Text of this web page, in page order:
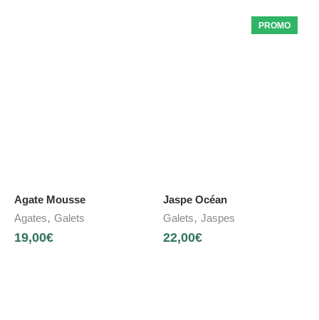
Agate Mousse
Agates, Galets
19,00€
PROMO
Jaspe Océan
Galets, Jaspes
22,00€